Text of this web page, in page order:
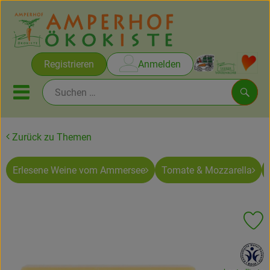
Registrieren Anmelden
Mobiles Menu öffnen oder
Rezepte
Zurück zu Themen
Erlesene Weine vom Ammersee Tomate & Mozzarella
, Verband: